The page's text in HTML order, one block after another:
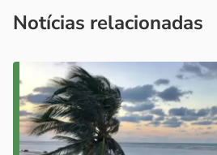
Notícias relacionadas